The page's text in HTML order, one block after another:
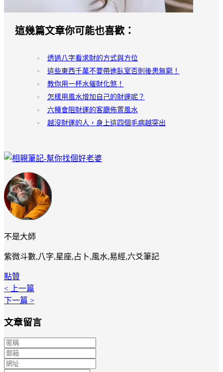
這幾篇文章你可能也喜歡：
透過八字看求財的方式與方位
這些東西千萬不要帶進臥室否則後患無窮！
教你用一杯水催財化煞！
怎樣用風水增加自己的財運呢？
六種會阻財運的客廳佈置風水
越沒財運的人，身上這四個毛病越突出
不是大師
紫微斗數,八字,星座,占卜,風水,易經,六爻筆記
點贊
< 上一篇
下一篇 >
文章留言